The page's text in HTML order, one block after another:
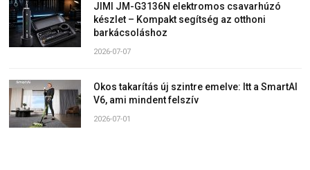
JIMI JM-G3136N elektromos csavarhúzó
készlet – Kompakt segítség az otthoni
barkácsoláshoz
2026-07-07
Okos takarítás új szintre emelve: Itt a SmartAI
V6, ami mindent felszív
2026-07-01